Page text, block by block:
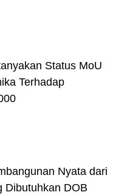
Status MoU
Terhadap
Nyata dari
Dibutuhkan DOB